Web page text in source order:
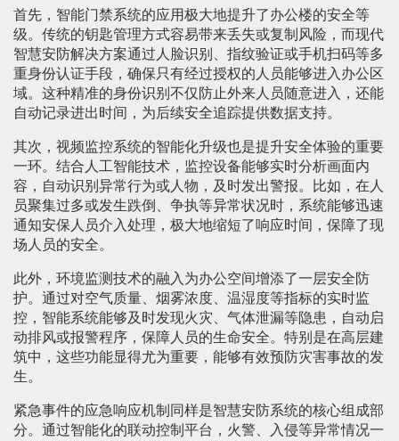
首先，智能门禁系统的应用极大地提升了办公楼的安全等
级。传统的钥匙管理方式容易带来丢失或复制风险，而现代
智慧安防解决方案通过人脸识别、指纹验证或手机扫码等多
重身份认证手段，确保只有经过授权的人员能够进入办公区
域。这种精准的身份识别不仅防止外来人员随意进入，还能
自动记录进出时间，为后续安全追踪提供数据支持。
其次，视频监控系统的智能化升级也是提升安全体验的重要
一环。结合人工智能技术，监控设备能够实时分析画面内
容，自动识别异常行为或人物，及时发出警报。比如，在人
员聚集过多或发生跌倒、争执等异常状况时，系统能够迅速
通知安保人员介入处理，极大地缩短了响应时间，保障了现
场人员的安全。
此外，环境监测技术的融入为办公空间增添了一层安全防
护。通过对空气质量、烟雾浓度、温湿度等指标的实时监
控，智能系统能够及时发现火灾、气体泄漏等隐患，自动启
动排风或报警程序，保障人员的生命安全。特别是在高层建
筑中，这些功能显得尤为重要，能够有效预防灾害事故的发
生。
紧急事件的应急响应机制同样是智慧安防系统的核心组成部
分。通过智能化的联动控制平台，火警、入侵等异常情况一